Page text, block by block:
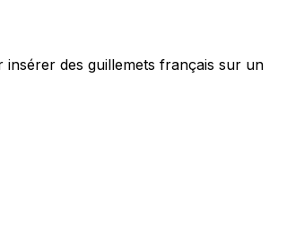
des guillemets français sur un